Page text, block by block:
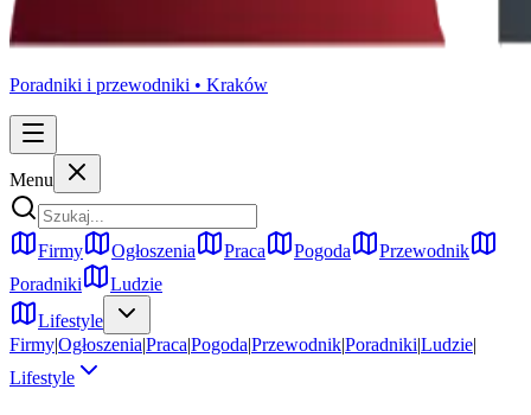
Poradniki i przewodniki • Kraków
Menu
Firmy Ogłoszenia Praca Pogoda
Przewodnik
Poradniki
Ludzie
Lifestyle
Firmy|Ogłoszenia|Praca|Pogoda|Przewodnik|Poradniki|Ludzie|
Lifestyle